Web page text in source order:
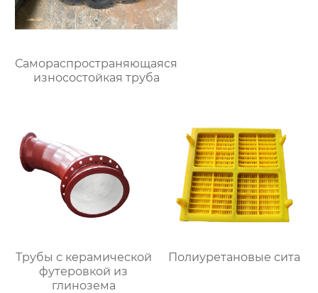
Самораспространяющаяся
износостойкая труба
Трубы с керамической
футеровкой из
глинозема
Полиуретановые сита